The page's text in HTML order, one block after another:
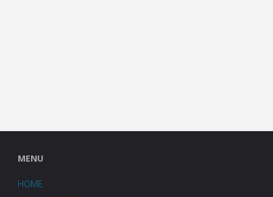
MENU
HOME